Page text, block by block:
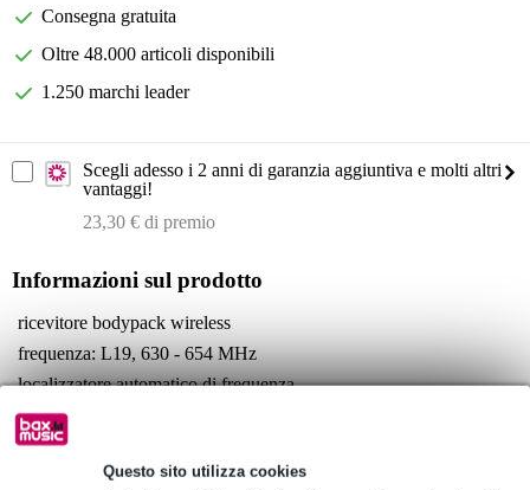
Questo sito utilizza cookies
Consegna gratuita
Oltre 48.000 articoli disponibili
1.250 marchi leader
Scegli adesso i 2 anni di garanzia aggiuntiva e molti altri
vantaggi!
23,30 € di premio
Informazioni sul prodotto
ricevitore bodypack wireless
frequenza: L19, 630 - 654 MHz
localizzatore automatico di frequenza
Specifiche complete
Vedi anche (4)